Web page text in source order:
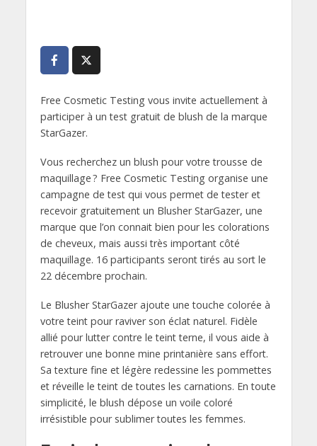
Free Cosmetic Testing vous invite actuellement à
participer à un test gratuit de blush de la marque
StarGazer.
Vous recherchez un blush pour votre trousse de
maquillage ? Free Cosmetic Testing organise une
campagne de test qui vous permet de tester et
recevoir gratuitement un Blusher StarGazer, une
marque que l’on connait bien pour les colorations
de cheveux, mais aussi très important côté
maquillage. 16 participants seront tirés au sort le
22 décembre prochain.
Le Blusher StarGazer ajoute une touche colorée à
votre teint pour raviver son éclat naturel. Fidèle
allié pour lutter contre le teint terne, il vous aide à
retrouver une bonne mine printanière sans effort.
Sa texture fine et légère redessine les pommettes
et réveille le teint de toutes les carnations. En toute
simplicité, le blush dépose un voile coloré
irrésistible pour sublimer toutes les femmes.